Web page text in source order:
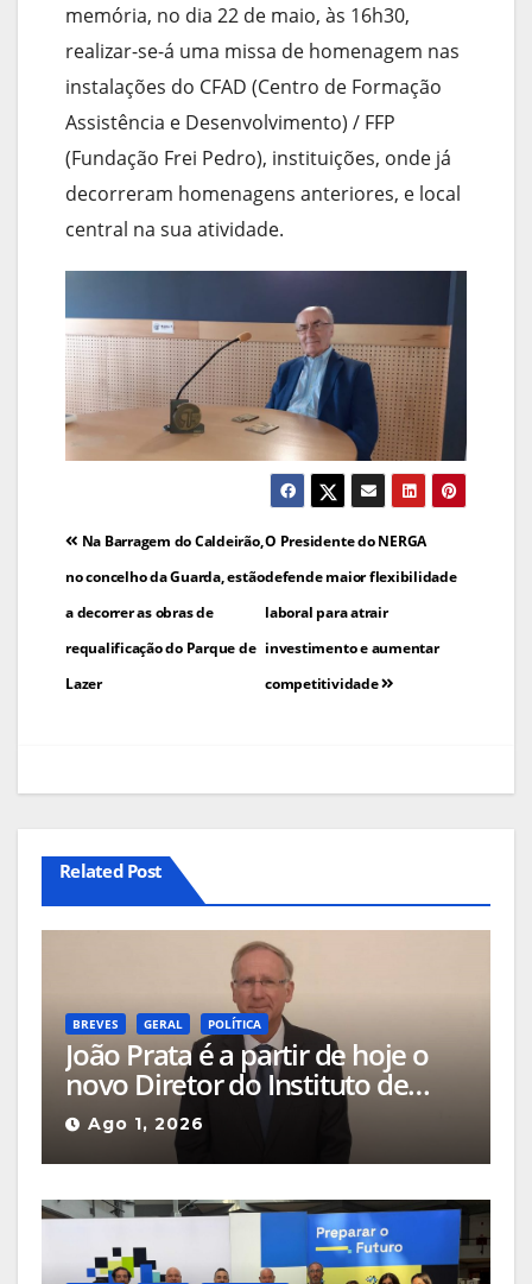
memória, no dia 22 de maio, às 16h30,
realizar-se-á uma missa de homenagem nas
instalações do CFAD (Centro de Formação
Assistência e Desenvolvimento) / FFP
(Fundação Frei Pedro), instituições, onde já
decorreram homenagens anteriores, e local
central na sua atividade.
Navegação
de
artigos
O Presidente do NERGA
defende maior flexibilidade
laboral para atrair
investimento e aumentar
competitividade
Na Barragem do Caldeirão,
no concelho da Guarda, estão
a decorrer as obras de
requalificação do Parque de
Lazer
Related Post
BREVES GERAL POLÍTICA
João Prata é a partir de hoje o
novo Diretor do Instituto de
Emprego e Formação
Profissional da Guarda
Ago 1, 2026